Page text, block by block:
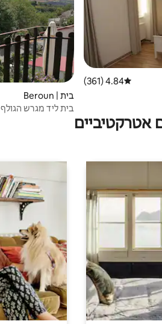
דירוג ממוצע של 4.84 מתוך 5, 361 ביקורות
4.84 (361)
בית | Beroun
בית ליד מגרש הגולף
אטרקטיביים